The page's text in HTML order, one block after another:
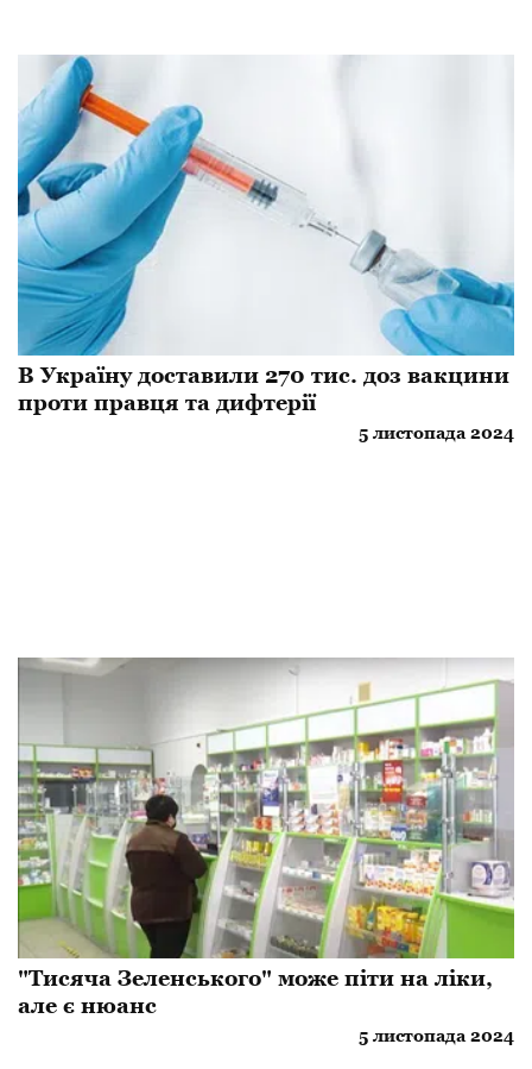
​В Україну доставили 270 тис. доз вакцини
проти правця та дифтерії
5 листопада 2024
"Тисяча Зеленського" може піти на ліки,
але є нюанс
5 листопада 2024